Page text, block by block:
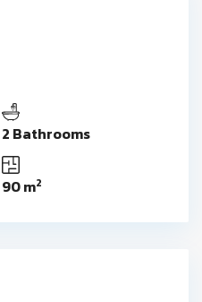
2 Bathrooms
90 m2